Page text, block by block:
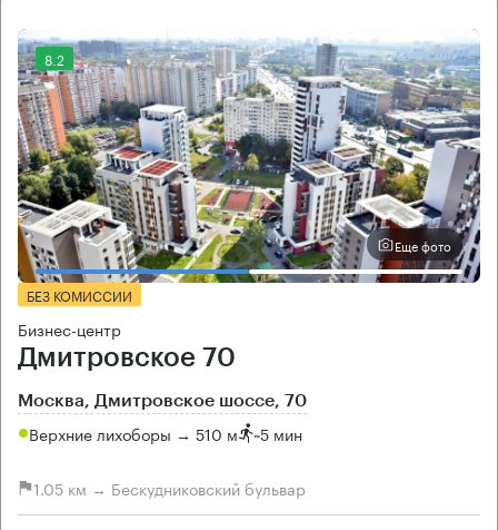
8.2
Еще фото
БЕЗ КОМИССИИ
Бизнес-центр
Дмитровское 70
Москва, Дмитровское шоссе, 70
Верхние лихоборы → 510 м ~5 мин
1.05 км → Бескудниковский бульвар